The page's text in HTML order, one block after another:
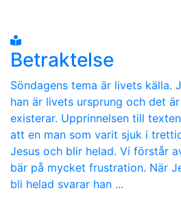
Betraktelse
Söndagens tema är livets källa.
han är livets ursprung och det
existerar. Upprinnelsen till
att en man som varit sjuk i
Jesus och blir helad. Vi förstår
bär på mycket frustration. När
bli helad svarar han ...